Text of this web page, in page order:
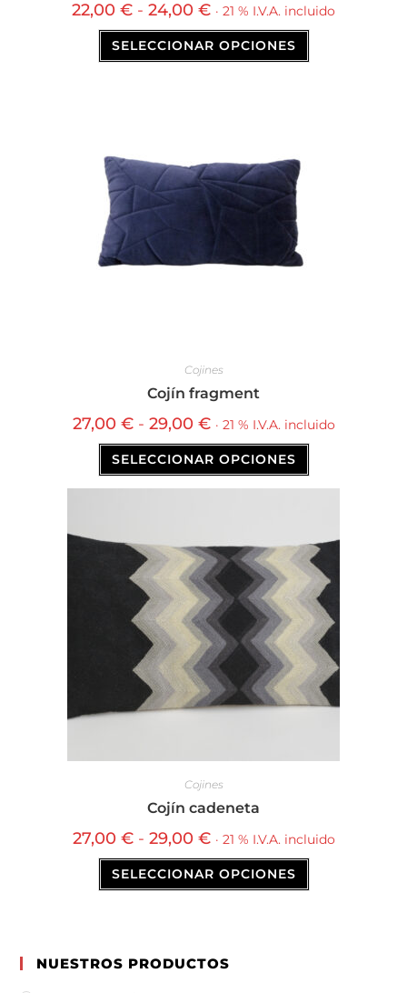
22,00 € - 24,00 € · 21 % I.V.A. incluido
SELECCIONAR OPCIONES
Cojines
Cojín fragment
27,00 € - 29,00 € · 21 % I.V.A. incluido
SELECCIONAR OPCIONES
Cojines
Cojín cadeneta
27,00 € - 29,00 € · 21 % I.V.A. incluido
SELECCIONAR OPCIONES
NUESTROS PRODUCTOS